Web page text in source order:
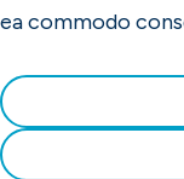
ea commodo